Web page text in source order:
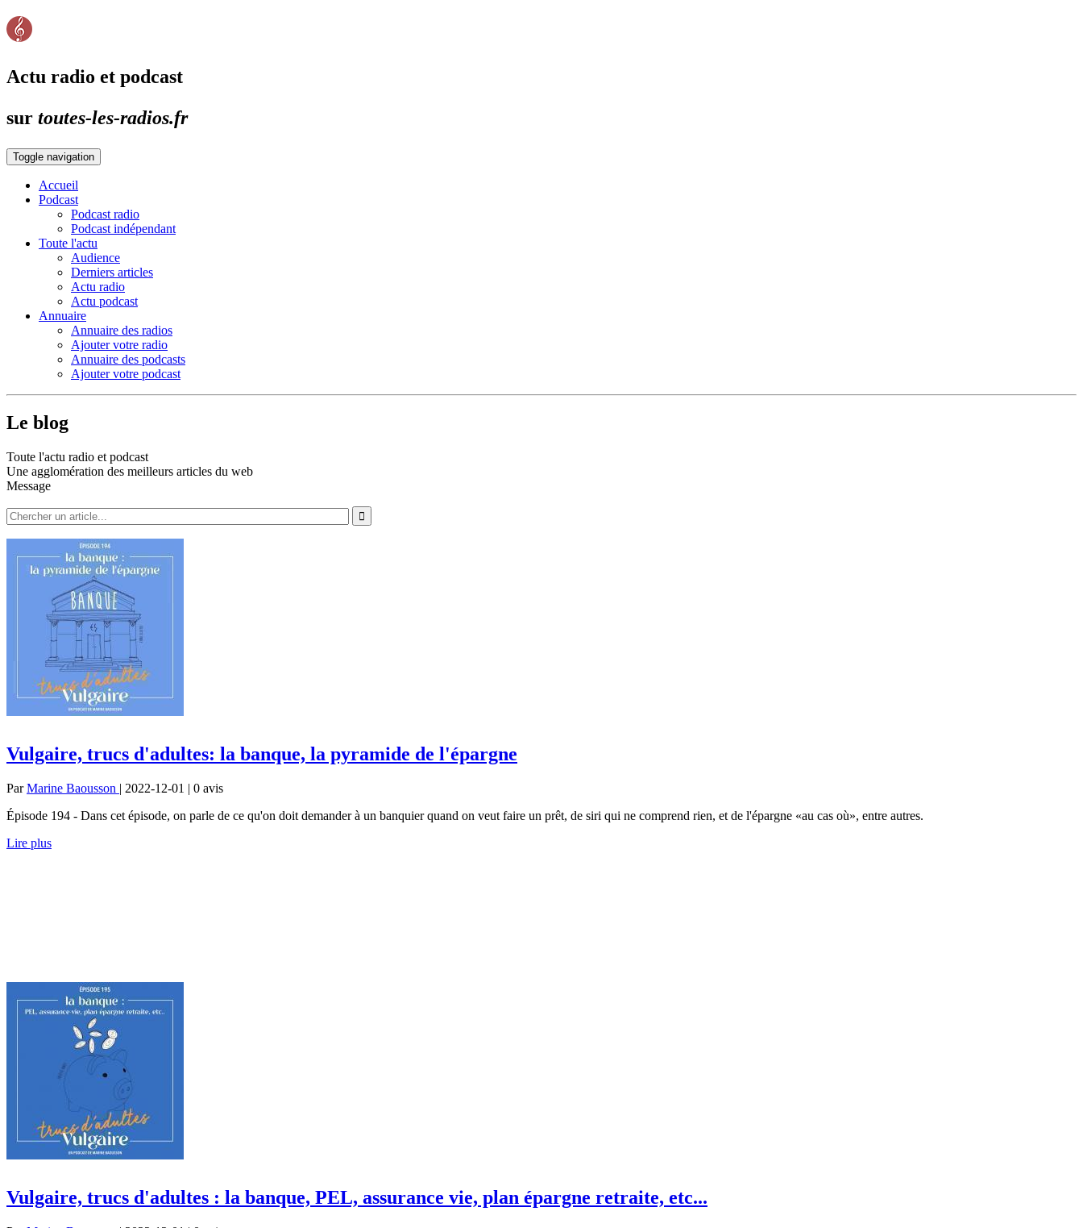
Actu radio et podcast
sur toutes-les-radios.fr
Toggle navigation
Accueil
Podcast
Podcast radio
Podcast indépendant
Toute l'actu
Audience
Derniers articles
Actu radio
Actu podcast
Annuaire
Annuaire des radios
Ajouter votre radio
Annuaire des podcasts
Ajouter votre podcast
Le blog
Toute l'actu radio et podcast
Une agglomération des meilleurs articles du web
Message
Vulgaire, trucs d'adultes: la banque, la pyramide de l'épargne
ParMarine Baousson | 2022-12-01 | 0 avis
Épisode 194 - Dans cet épisode, on parle de ce qu'on doit demander à un banquier quand on veut faire un prêt, de siri qui ne comprend rien, et de l'épargne «au cas où», entre autres.
Lire plus
Vulgaire, trucs d'adultes : la banque, PEL, assurance vie, plan épargne retraite, etc...